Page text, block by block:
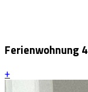
Ferienwohnung 4
+